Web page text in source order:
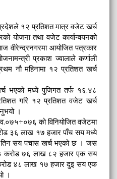
प्रदेशले १२ प्रतिशत मात्र वजेट खर्च
योजना तथा वजेट कार्यान्वयनको
वीरेन्द्रनगरमा आयोजित पत्रकार
प्रकाश ज्वालाले कर्णाली
नौ महिनामा १२ प्रतिशत खर्च
भएको मध्ये पुजिगत तर्फ १६.४८
गरि १२ प्रतिशत वजेट खर्च
।
को विनियोजित वजेटमा
३६ लाख १७ हजार पाँच सय मध्ये
तिन सय पचास खर्च भएको छ । जस
करोड ७६ लाख ८२ हजार एक सय
४८ लाख १७ हजार दुइ सय एक
।